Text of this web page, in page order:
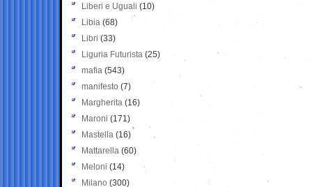
Liberi e Uguali (10)
Libia (68)
Libri (33)
Liguria Futurista (25)
mafia (543)
manifesto (7)
Margherita (16)
Maroni (171)
Mastella (16)
Mattarella (60)
Meloni (14)
Milano (300)